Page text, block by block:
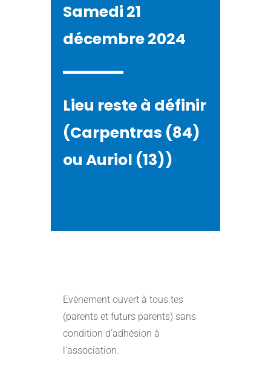
Samedi 21
décembre 2024
Lieu reste à définir
(Carpentras (84)
ou Auriol (13))
Evènement ouvert à tous.tes
(parents et futurs parents) sans
condition d’adhésion à
l’association.